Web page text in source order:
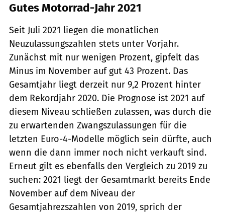
Gutes Motorrad-Jahr 2021
Seit Juli 2021 liegen die monatlichen
Neuzulassungszahlen stets unter Vorjahr.
Zunächst mit nur wenigen Prozent, gipfelt das
Minus im November auf gut 43 Prozent. Das
Gesamtjahr liegt derzeit nur 9,2 Prozent hinter
dem Rekordjahr 2020. Die Prognose ist 2021 auf
diesem Niveau schließen zulassen, was durch die
zu erwartenden Zwangszulassungen für die
letzten Euro-4-Modelle möglich sein dürfte, auch
wenn die dann immer noch nicht verkauft sind.
Erneut gilt es ebenfalls den Vergleich zu 2019 zu
suchen: 2021 liegt der Gesamtmarkt bereits Ende
November auf dem Niveau der
Gesamtjahrezszahlen von 2019, sprich der